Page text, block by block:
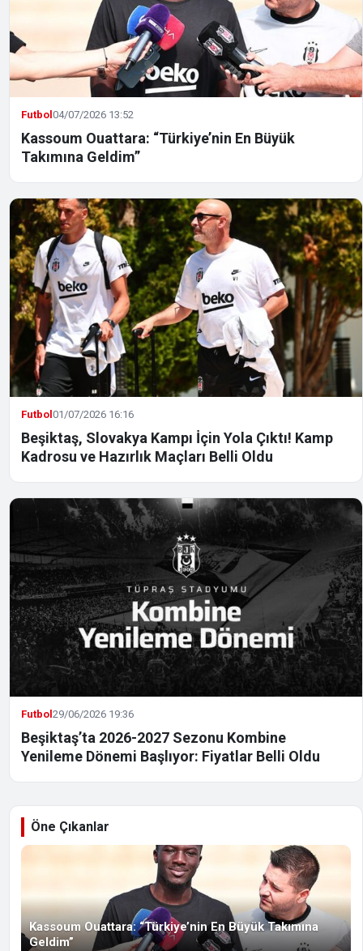
Futbol04/07/2026 13:52
Kassoum Ouattara: “Türkiye’nin En Büyük
Takımına Geldim”
Futbol01/07/2026 16:16
Beşiktaş, Slovakya Kampı İçin Yola Çıktı! Kamp
Kadrosu ve Hazırlık Maçları Belli Oldu
Futbol29/06/2026 19:36
Beşiktaş’ta 2026-2027 Sezonu Kombine
Yenileme Dönemi Başlıyor: Fiyatlar Belli Oldu
Öne Çıkanlar
Kassoum Ouattara: “Türkiye’nin En Büyük Takımına
Geldim”